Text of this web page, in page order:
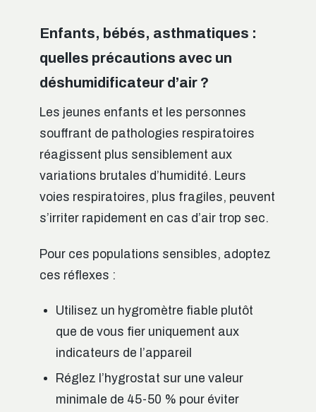
Enfants, bébés, asthmatiques :
quelles précautions avec un
déshumidificateur d’air ?
Les jeunes enfants et les personnes
souffrant de pathologies respiratoires
réagissent plus sensiblement aux
variations brutales d’humidité. Leurs
voies respiratoires, plus fragiles, peuvent
s’irriter rapidement en cas d’air trop sec.
Pour ces populations sensibles, adoptez
ces réflexes :
Utilisez un hygromètre fiable plutôt
que de vous fier uniquement aux
indicateurs de l’appareil
Réglez l’hygrostat sur une valeur
minimale de 45-50 % pour éviter